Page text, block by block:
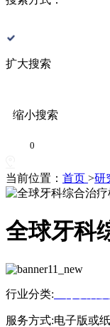
扩大搜索
缩小搜索
0
当前位置： 首页 >研
全球牙科
行业分类:
服务方式:电子版或